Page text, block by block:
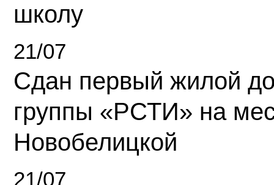
школу
21/07
Сдан первый жилой
группы «РСТИ» на
Новобелицкой
21/07